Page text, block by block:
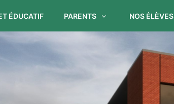
ÉDUCATIF PARENTS NOS ÉLÈVES